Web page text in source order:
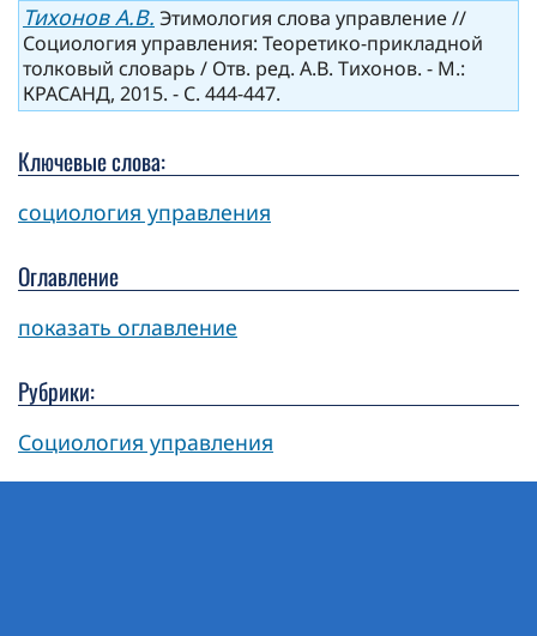
Тихонов А.В. Этимология слова управление //
Социология управления: Теоретико-прикладной
толковый словарь / Отв. ред. А.В. Тихонов. - М.:
КРАСАНД, 2015. - C. 444-447.
Ключевые слова:
социология управления
Оглавление
показать оглавление
Рубрики:
Социология управления